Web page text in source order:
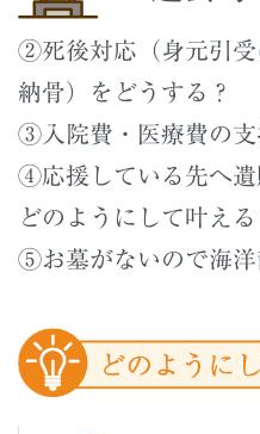
②死後対応（身元引受
納骨）をどうする？
③入院費・医療費の支
④応援している先へ遺
どのようにして叶える
⑤お墓がないので海洋